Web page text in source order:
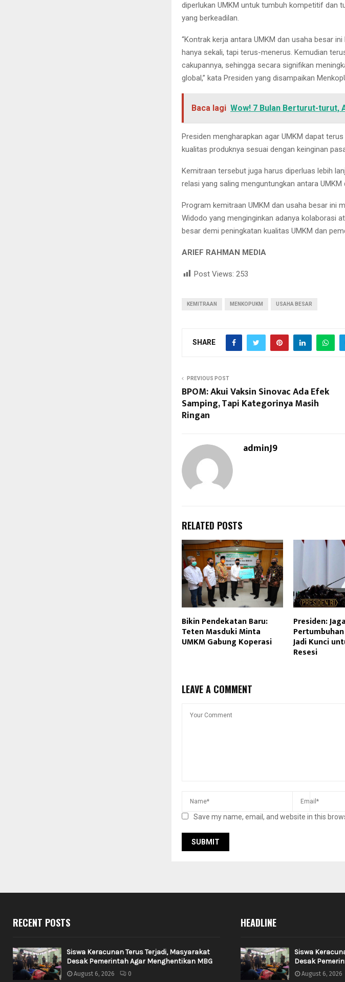
diperlukan UMKM untuk tumbuh kompetitif dan
yang berkeadilan.
“Kontrak kerja antara UMKM dan usaha besar
hanya sekali, tapi terus-menerus. Kemudian
cakupannya, sehingga secara signifikan
global,” kata Presiden yang disampaikan
Baca lagi Wow! 7 Bulan Berturut-turut,
Presiden mengharapkan agar UMKM dapat
kualitas produknya sesuai dengan keinginan
Kemitraan tersebut juga harus diperluas lebih
relasi yang saling menguntungkan antara
Program kemitraan UMKM dan usaha besar ini
Widodo yang menginginkan adanya kolaborasi
besar demi peningkatan kualitas UMKM dan
ARIEF RAHMAN MEDIA
Post Views: 253
KEMITRAAN MENKOPUKM USAHA BESAR
SHARE
PREVIOUS POST
BPOM: Akui Vaksin Sinovac Ada Efek
Samping, Tapi Kategorinya Masih
Ringan
adminJ9
RELATED POSTS
Bikin Pendekatan Baru:
Teten Masduki Minta
UMKM Gabung Koperasi
Presiden: Jaga
Jadi Kunci
Resesi
LEAVE A COMMENT
Save my name, email, and website in this
RECENT POSTS
Siswa Keracunan Terus Terjadi, Masyarakat
Desak Pemerintah Agar Menghentikan MBG
August 6, 2026 0
HEADLINE
Siswa
Desak
August 6, 2026